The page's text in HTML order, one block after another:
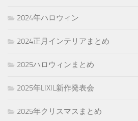
2024年ハロウィン
2024正月インテリアまとめ
2025ハロウィンまとめ
2025年LIXIL新作発表会
2025年クリスマスまとめ